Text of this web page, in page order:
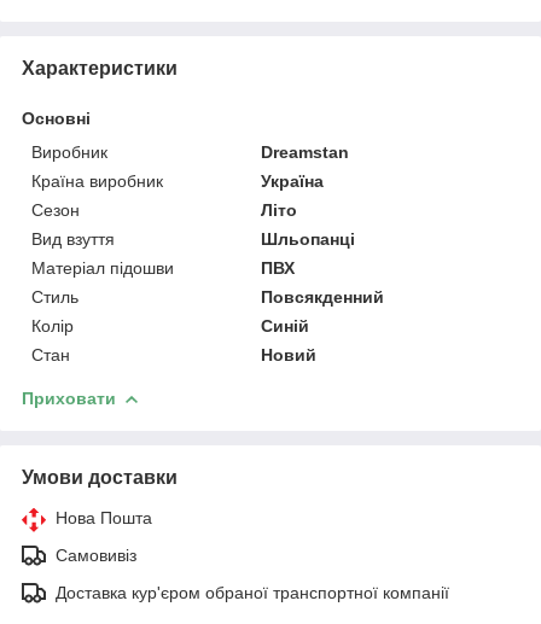
Характеристики
Основні
Виробник
Dreamstan
Країна виробник
Україна
Сезон
Літо
Вид взуття
Шльопанці
Матеріал підошви
ПВХ
Стиль
Повсякденний
Колір
Синій
Стан
Новий
Приховати
Умови доставки
Нова Пошта
Самовивіз
Доставка кур'єром обраної транспортної компанії